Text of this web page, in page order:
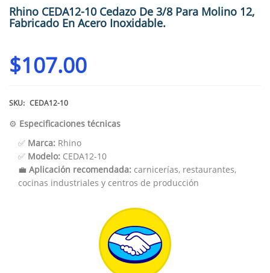
Rhino CEDA12-10 Cedazo De 3/8 Para Molino 12,
Fabricado En Acero Inoxidable.
$107.00
SKU: CEDA12-10
⚙️ Especificaciones técnicas
✅ Marca: Rhino
✅ Modelo: CEDA12-10
💼 Aplicación recomendada: carnicerías, restaurantes,
cocinas industriales y centros de producción